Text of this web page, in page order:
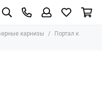
карнизы
Портал к